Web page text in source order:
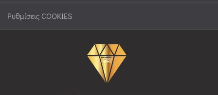
Ρυθμίσεις COOKIES